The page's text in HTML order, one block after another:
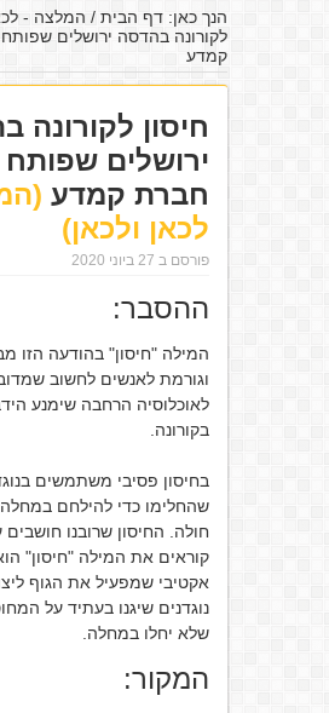
הנך כאן:דף הבית / המלצה -
לקורונה בהדסה ירושלים
קמדע
חיסון לקורונה
ירושלים שפותח
חברת קמדע
לכאן ולכאן)
פורסם ב 27 ביוני 2020
ההסבר:
המילה "חיסון" בהודעה הזו
וגורמת לאנשים לחשוב
לאוכלוסיה הרחבה שימנע
בקורונה.
בחיסון פסיבי משתמשים
שהחלימו כדי להילחם
חולה. החיסון שרובנו חושבים
קוראים את המילה "חיסון"
אקטיבי שמפעיל את הגוף
נוגדנים שיגנו בעתיד על
שלא יחלו במחלה.
המקור: